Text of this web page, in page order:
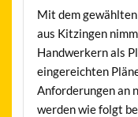
Mit dem
aus Kitzingen
Handwerkern als
eingereichten
Anforderungen an
werden wie folgt